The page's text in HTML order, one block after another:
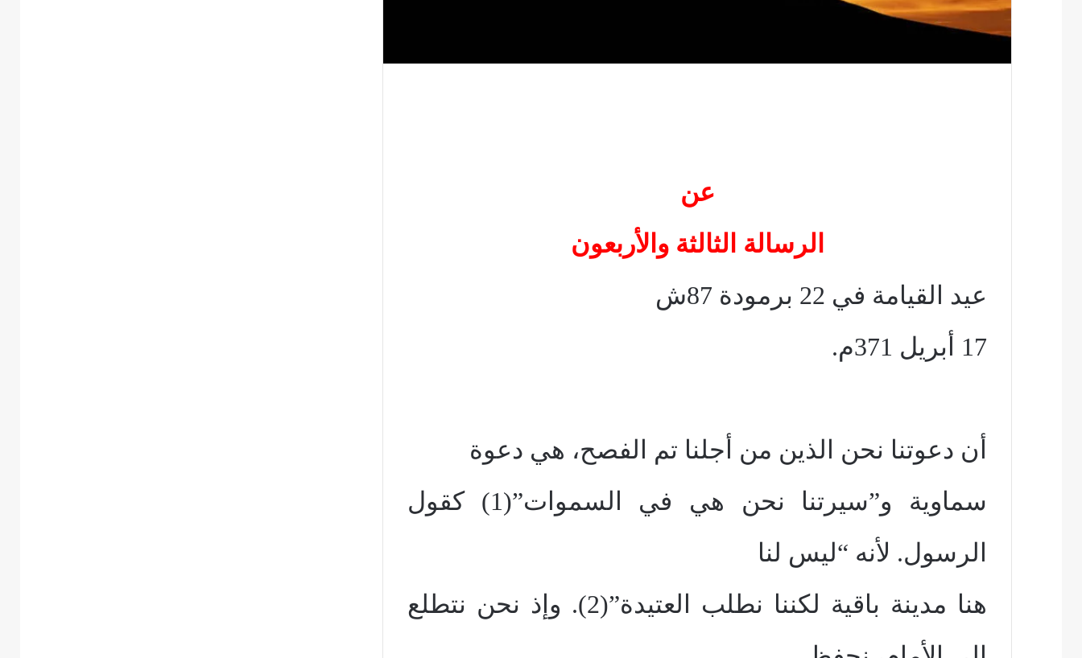
عن
الرسالة الثالثة والأربعون
عيد القيامة في 22 برمودة 87ش
17 أبريل 371م.
أن دعوتنا نحن الذين من أجلنا تم الفصح، هي دعوة
سماوية و”سيرتنا نحن هي في السموات”(1) كقول
الرسول. لأنه “ليس لنا
هنا مدينة باقية لكننا نطلب العتيدة”(2). وإذ نحن نتطلع